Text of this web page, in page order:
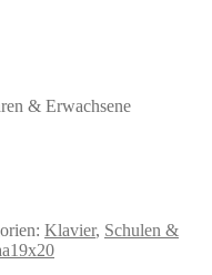
& Erwachsene
Klavier, Schulen &